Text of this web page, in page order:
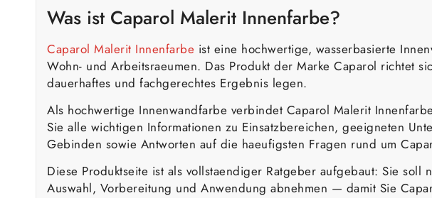
Was ist Caparol Malerit Innenfarbe?
Caparol Malerit Innenfarbe ist eine hochwertige, wasserbasierte
Wohn- und Arbeitsraeumen. Das Produkt der Marke Caparol richtet
dauerhaftes und fachgerechtes Ergebnis legen.
Als hochwertige Innenwandfarbe verbindet Caparol Malerit
Sie alle wichtigen Informationen zu Einsatzbereichen, geeigneten
Gebinden sowie Antworten auf die haeufigsten Fragen rund um
Diese Produktseite ist als vollstaendiger Ratgeber aufgebaut: Sie
Auswahl, Vorbereitung und Anwendung abnehmen — damit Sie